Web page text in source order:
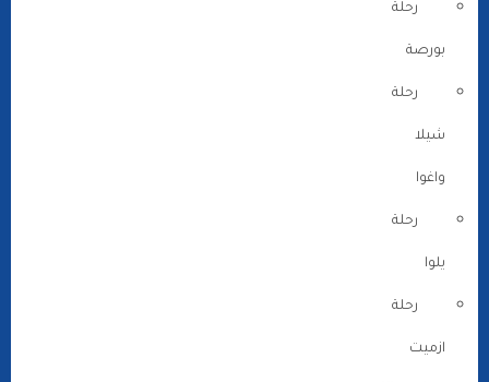
رحلة
بورصة
رحلة
شيلا
واغوا
رحلة
يلوا
رحلة
ازميت